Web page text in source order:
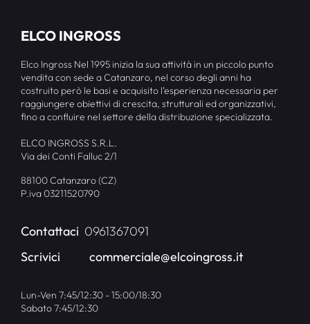
ELCO INGROSS
Elco Ingross Nel 1995 inizia la sua attività in un piccolo punto
vendita con sede a Catanzaro, nel corso degli anni ha
costruito però le basi e acquisito l’esperienza necessaria per
raggiungere obiettivi di crescita, strutturali ed organizzativi,
fino a confluire nel settore della distribuzione specializzata.
ELCO INGROSS S.R.L.
Via dei Conti Falluc 2/1
88100 Catanzaro (CZ)
P.iva 03211520790
Contattaci 0961367091
Scrivici
commerciale@elcoingross.it
Lun-Ven 7:45/12:30 - 15:00/18:30
Sabato 7:45/12:30